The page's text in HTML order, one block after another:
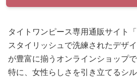
タイトワンピース専用通販サイト
スタイリッシュで洗練されたデザ
が豊富に揃うオンラインショップで
特に、女性らしさを引き立てるシ